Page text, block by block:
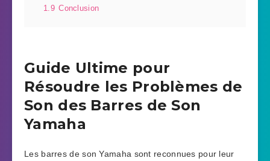
1.9 Conclusion
Guide Ultime pour
Résoudre les Problèmes de
Son des Barres de Son
Yamaha
Les barres de son Yamaha sont reconnues pour leur